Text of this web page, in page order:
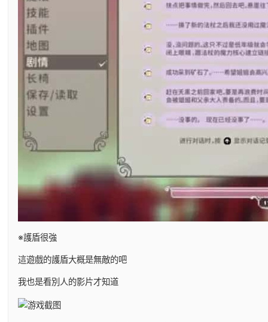
※護盾很強
這遊戲的護盾大概是無敵的吧
我也是看別人的影片才知道